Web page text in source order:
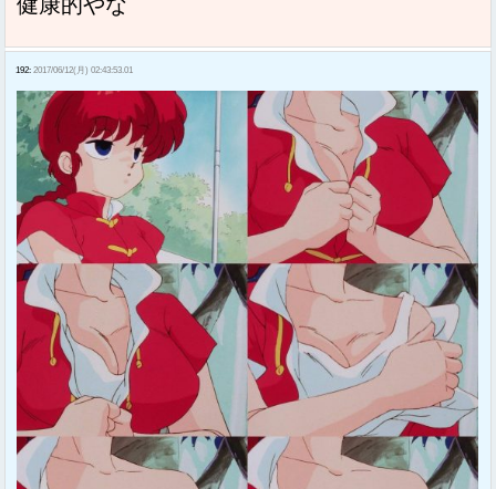
192: 2017/06/12(月) 02:43:53.01